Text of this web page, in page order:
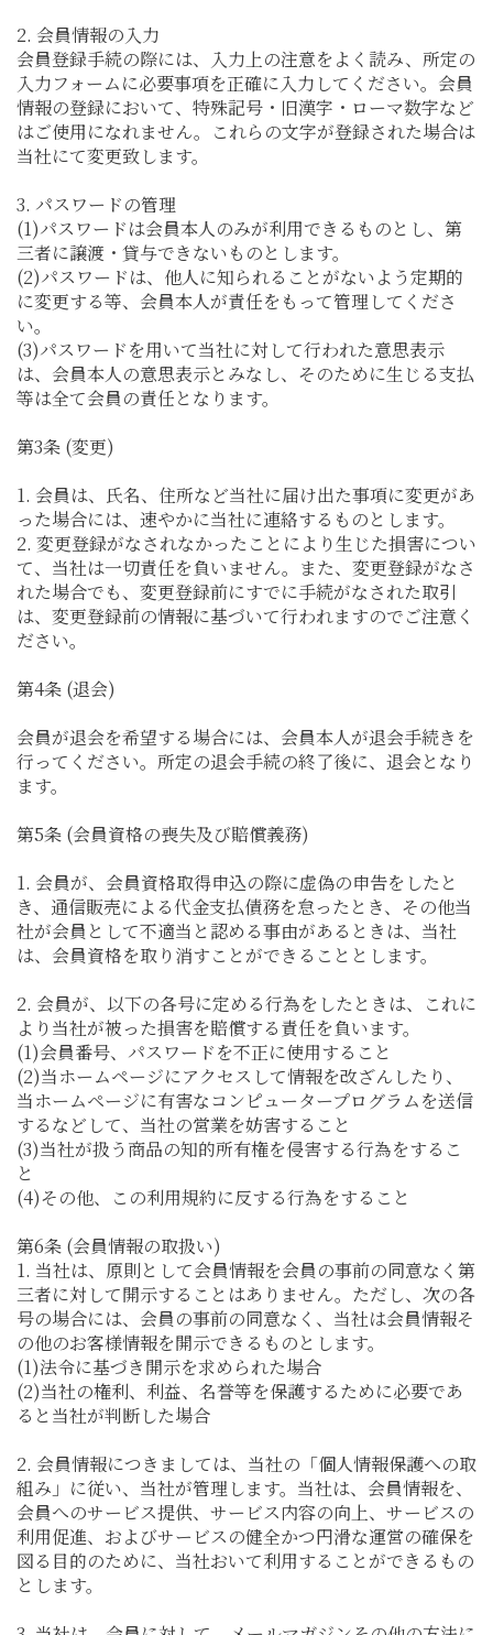
2. 会員情報の入力
会員登録手続の際には、入力上の注意をよく読み、所定の
入力フォームに必要事項を正確に入力してください。会員
情報の登録において、特殊記号・旧漢字・ローマ数字など
はご使用になれません。これらの文字が登録された場合は
当社にて変更致します。
3. パスワードの管理
(1)パスワードは会員本人のみが利用できるものとし、第
三者に譲渡・貸与できないものとします。
(2)パスワードは、他人に知られることがないよう定期的
に変更する等、会員本人が責任をもって管理してくださ
い。
(3)パスワードを用いて当社に対して行われた意思表示
は、会員本人の意思表示とみなし、そのために生じる支払
等は全て会員の責任となります。
第3条 (変更)
1. 会員は、氏名、住所など当社に届け出た事項に変更があ
った場合には、速やかに当社に連絡するものとします。
2. 変更登録がなされなかったことにより生じた損害につい
て、当社は一切責任を負いません。また、変更登録がなさ
れた場合でも、変更登録前にすでに手続がなされた取引
は、変更登録前の情報に基づいて行われますのでご注意く
ださい。
第4条 (退会)
会員が退会を希望する場合には、会員本人が退会手続きを
行ってください。所定の退会手続の終了後に、退会となり
ます。
第5条 (会員資格の喪失及び賠償義務)
1. 会員が、会員資格取得申込の際に虚偽の申告をしたと
き、通信販売による代金支払債務を怠ったとき、その他当
社が会員として不適当と認める事由があるときは、当社
は、会員資格を取り消すことができることとします。
2. 会員が、以下の各号に定める行為をしたときは、これに
より当社が被った損害を賠償する責任を負います。
(1)会員番号、パスワードを不正に使用すること
(2)当ホームページにアクセスして情報を改ざんしたり、
当ホームページに有害なコンピュータープログラムを送信
するなどして、当社の営業を妨害すること
(3)当社が扱う商品の知的所有権を侵害する行為をするこ
と
(4)その他、この利用規約に反する行為をすること
第6条 (会員情報の取扱い)
1. 当社は、原則として会員情報を会員の事前の同意なく第
三者に対して開示することはありません。ただし、次の各
号の場合には、会員の事前の同意なく、当社は会員情報そ
の他のお客様情報を開示できるものとします。
(1)法令に基づき開示を求められた場合
(2)当社の権利、利益、名誉等を保護するために必要であ
ると当社が判断した場合
2. 会員情報につきましては、当社の「個人情報保護への取
組み」に従い、当社が管理します。当社は、会員情報を、
会員へのサービス提供、サービス内容の向上、サービスの
利用促進、およびサービスの健全かつ円滑な運営の確保を
図る目的のために、当社おいて利用することができるもの
とします。